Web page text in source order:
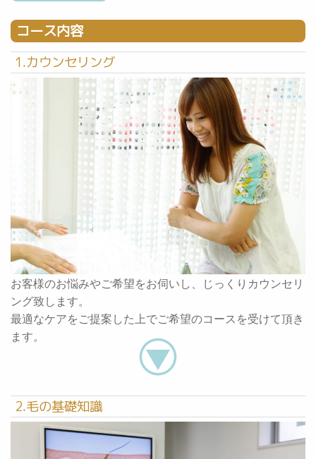
コース内容
1.カウンセリング
お客様のお悩みやご希望をお伺いし、じっくりカウンセリ
ング致します。
最適なケアをご提案した上でご希望のコースを受けて頂き
ます。
2.毛の基礎知識